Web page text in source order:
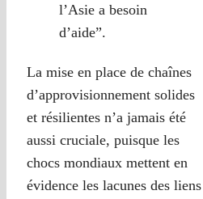
l’Asie a besoin
d’aide”.
La mise en place de chaînes
d’approvisionnement solides
et résilientes n’a jamais été
aussi cruciale, puisque les
chocs mondiaux mettent en
évidence les lacunes des liens